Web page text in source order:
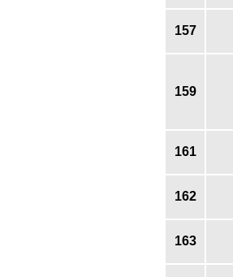
157
159
161
162
163